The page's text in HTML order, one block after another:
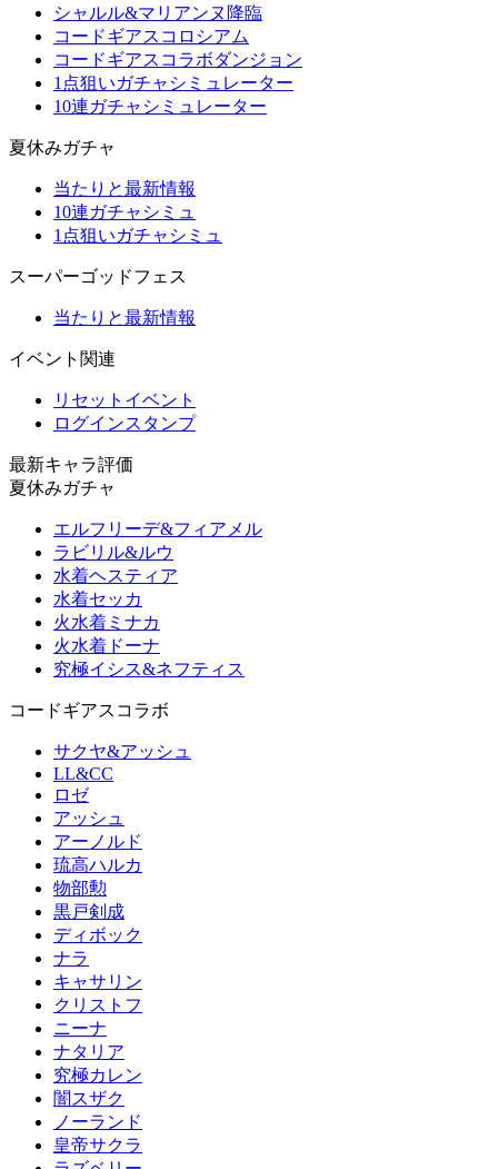
シャルル&マリアンヌ降臨
コードギアスコロシアム
コードギアスコラボダンジョン
1点狙いガチャシミュレーター
10連ガチャシミュレーター
夏休みガチャ
当たりと最新情報
10連ガチャシミュ
1点狙いガチャシミュ
スーパーゴッドフェス
当たりと最新情報
イベント関連
リセットイベント
ログインスタンプ
最新キャラ評価
夏休みガチャ
エルフリーデ&フィアメル
ラビリル&ルウ
水着ヘスティア
水着セッカ
火水着ミナカ
火水着ドーナ
究極イシス&ネフティス
コードギアスコラボ
サクヤ&アッシュ
LL&CC
ロゼ
アッシュ
アーノルド
琉高ハルカ
物部勲
黒戸剣成
ディボック
ナラ
キャサリン
クリストフ
ニーナ
ナタリア
究極カレン
闇スザク
ノーランド
皇帝サクラ